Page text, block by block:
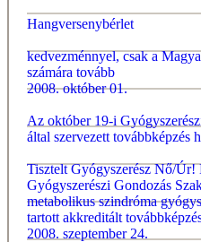
Hangversenybérlet
kedvezménnyel, csak a
számára tovább
2008. október 01.
Az október 19-i
által szervezett továbbképzés
Tisztelt Gyógyszerész Nő/Úr!
Gyógyszerészi Gondozás
metabolikus szindróma
tartott akkreditált
2008. szeptember 24.